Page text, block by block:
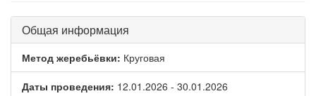
Общая информация
Метод жеребьёвки: Круговая
Даты проведения: 12.01.2026 - 30.01.2026